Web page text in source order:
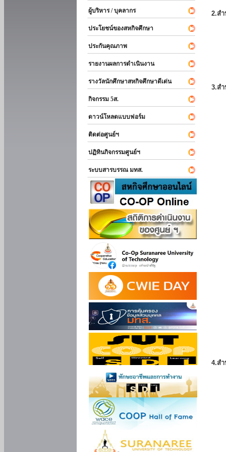
ผู้บริหาร / บุคลากร
ประโยชน์ของสหกิจศึกษา
ประกันคุณภาพ
รายงานผลการดำเนินงาน
รางวัลนักศึกษาสหกิจศึกษาดีเด่น
กิจกรรม 5ส.
ดาวน์โหลดแบบฟอร์ม
ติดต่อศูนย์ฯ
ปฏิทินกิจกรรมศูนย์ฯ
ระบบสารบรรณ มทส.
2.ส
3.ส
4.ส